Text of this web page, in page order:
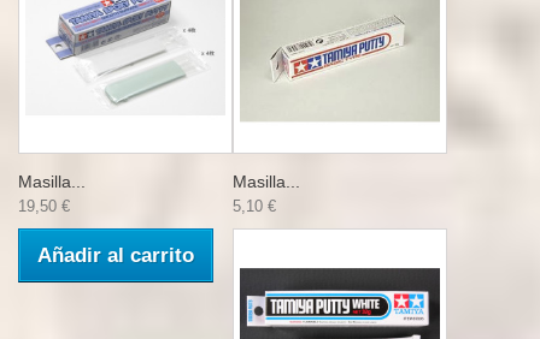
Masilla...
19,50 €
Añadir al carrito
Masilla...
5,10 €